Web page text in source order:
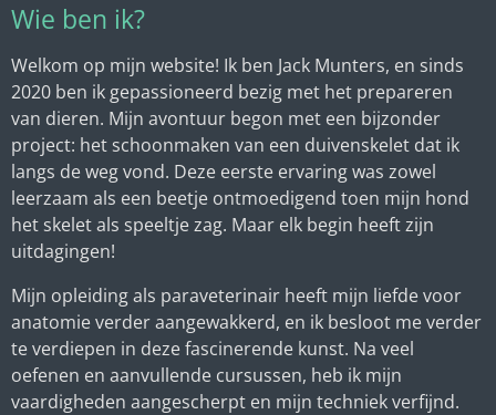
Wie ben ik?
Welkom op mijn website! Ik ben Jack Munters, en sinds
2020 ben ik gepassioneerd bezig met het prepareren
van dieren. Mijn avontuur begon met een bijzonder
project: het schoonmaken van een duivenskelet dat ik
langs de weg vond. Deze eerste ervaring was zowel
leerzaam als een beetje ontmoedigend toen mijn hond
het skelet als speeltje zag. Maar elk begin heeft zijn
uitdagingen!
Mijn opleiding als paraveterinair heeft mijn liefde voor
anatomie verder aangewakkerd, en ik besloot me verder
te verdiepen in deze fascinerende kunst. Na veel
oefenen en aanvullende cursussen, heb ik mijn
vaardigheden aangescherpt en mijn techniek verfijnd.